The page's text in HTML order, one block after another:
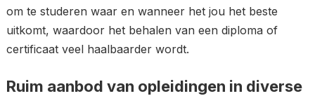
om te studeren waar en wanneer het jou het beste
uitkomt, waardoor het behalen van een diploma of
certificaat veel haalbaarder wordt.
Ruim aanbod van opleidingen in diverse